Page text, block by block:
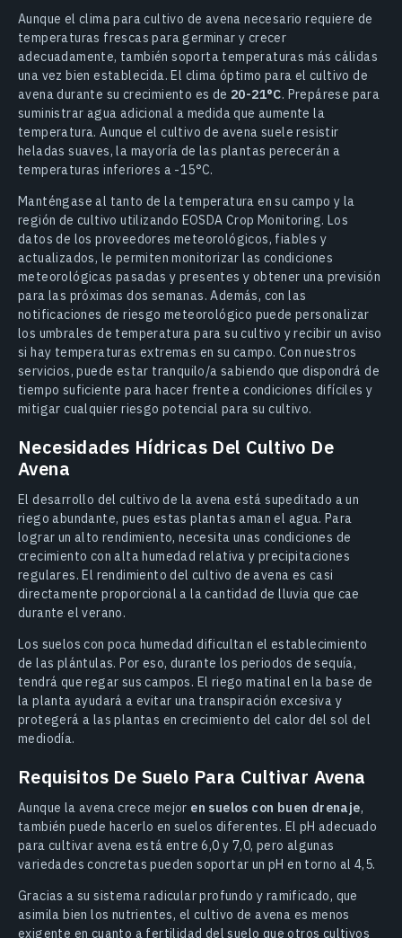
Aunque el clima para cultivo de avena necesario requiere de
temperaturas frescas para germinar y crecer
adecuadamente, también soporta temperaturas más cálidas
una vez bien establecida. El clima óptimo para el cultivo de
avena durante su crecimiento es de 20-21°C. Prepárese para
suministrar agua adicional a medida que aumente la
temperatura. Aunque el cultivo de avena suele resistir
heladas suaves, la mayoría de las plantas perecerán a
temperaturas inferiores a -15°C.
Manténgase al tanto de la temperatura en su campo y la
región de cultivo utilizando EOSDA Crop Monitoring. Los
datos de los proveedores meteorológicos, fiables y
actualizados, le permiten monitorizar las condiciones
meteorológicas pasadas y presentes y obtener una previsión
para las próximas dos semanas. Además, con las
notificaciones de riesgo meteorológico puede personalizar
los umbrales de temperatura para su cultivo y recibir un aviso
si hay temperaturas extremas en su campo. Con nuestros
servicios, puede estar tranquilo/a sabiendo que dispondrá de
tiempo suficiente para hacer frente a condiciones difíciles y
mitigar cualquier riesgo potencial para su cultivo.
Necesidades Hídricas Del Cultivo De
Avena
El desarrollo del cultivo de la avena está supeditado a un
riego abundante, pues estas plantas aman el agua. Para
lograr un alto rendimiento, necesita unas condiciones de
crecimiento con alta humedad relativa y precipitaciones
regulares. El rendimiento del cultivo de avena es casi
directamente proporcional a la cantidad de lluvia que cae
durante el verano.
Los suelos con poca humedad dificultan el establecimiento
de las plántulas. Por eso, durante los periodos de sequía,
tendrá que regar sus campos. El riego matinal en la base de
la planta ayudará a evitar una transpiración excesiva y
protegerá a las plantas en crecimiento del calor del sol del
mediodía.
Requisitos De Suelo Para Cultivar Avena
Aunque la avena crece mejor en suelos con buen drenaje,
también puede hacerlo en suelos diferentes. El pH adecuado
para cultivar avena está entre 6,0 y 7,0, pero algunas
variedades concretas pueden soportar un pH en torno al 4,5.
Gracias a su sistema radicular profundo y ramificado, que
asimila bien los nutrientes, el cultivo de avena es menos
exigente en cuanto a fertilidad del suelo que otros cultivos